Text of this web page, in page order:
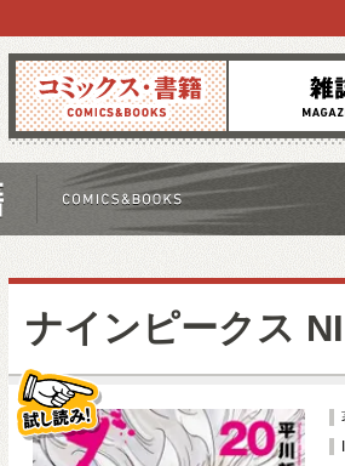
コミックス 雑誌
ナインピークス
試し読み！